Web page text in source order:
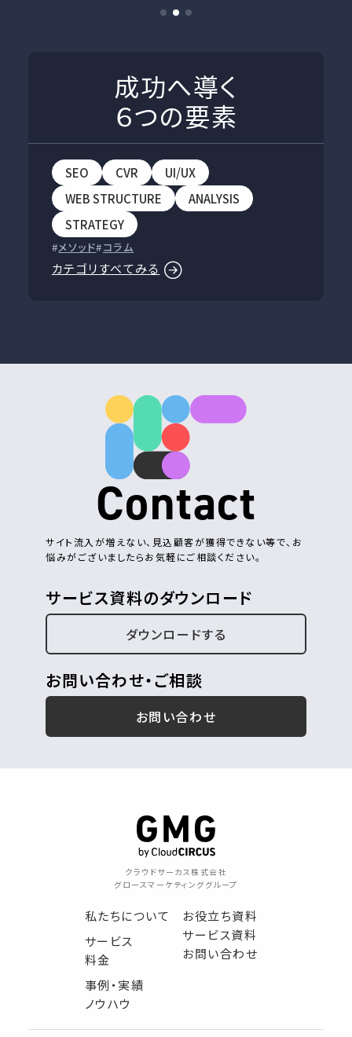
成功へ導く
６つの要素
SEO CVR
UI/UX
WEB STRUCTURE
ANALYSIS
STRATEGY
メソッド コラム
カテゴリすべてみる
Contact
サイト流入が増えない、見込顧客が獲得できない等で、お
悩みがございましたらお気軽にご相談ください。
サービス資料のダウンロード
ダウンロードする
お問い合わせ・ご相談
お問い合わせ
クラウドサーカス株式会社
グロースマーケティンググループ
私たちについて
サービス
料金
事例・実績
ノウハウ
お役立ち資料
サービス資料
お問い合わせ